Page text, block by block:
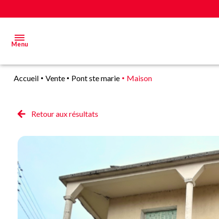
Menu
Estimer
Vendre
vendus
Alerte
E-mail
Accueil Vente Pont ste marie Maison
Retour aux résultats